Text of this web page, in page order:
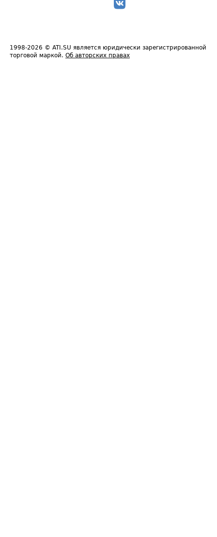
1998-2026 © ATI.SU является юридически зарегистрированной
торговой маркой. Об авторских правах